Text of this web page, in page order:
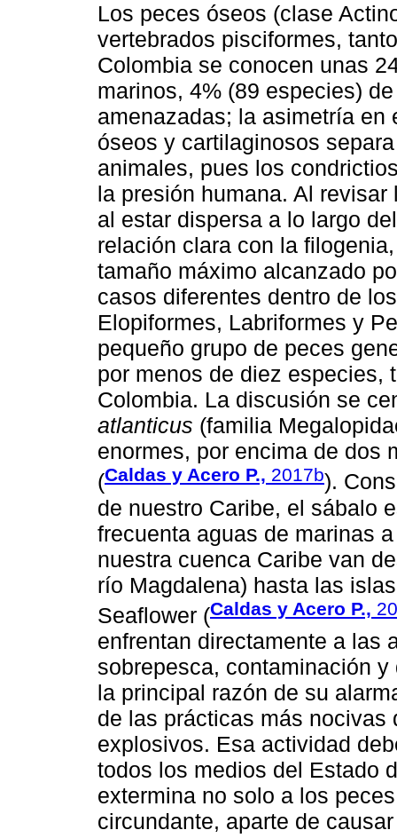
Los peces óseos (clase
vertebrados pisciformes,
Colombia se conocen unas
marinos, 4% (89 especies)
amenazadas; la asimetría en
óseos y cartilaginosos
animales, pues los
la presión humana. Al
al estar dispersa a lo largo
relación clara con la
tamaño máximo alcanzado
casos diferentes dentro de
Elopiformes, Labriformes y
pequeño grupo de peces
por menos de diez especies,
Colombia. La discusión se
atlanticus (familia
enormes, por encima de dos
(Caldas y Acero P., 2017b).
de nuestro Caribe, el sábalo
frecuenta aguas de marinas
nuestra cuenca Caribe van
río Magdalena) hasta las
Seaflower (Caldas y Acero P.,
enfrentan directamente a las
sobrepesca, contaminación
la principal razón de su
de las prácticas más
explosivos. Esa actividad
todos los medios del Estado
extermina no solo a los
circundante, aparte de